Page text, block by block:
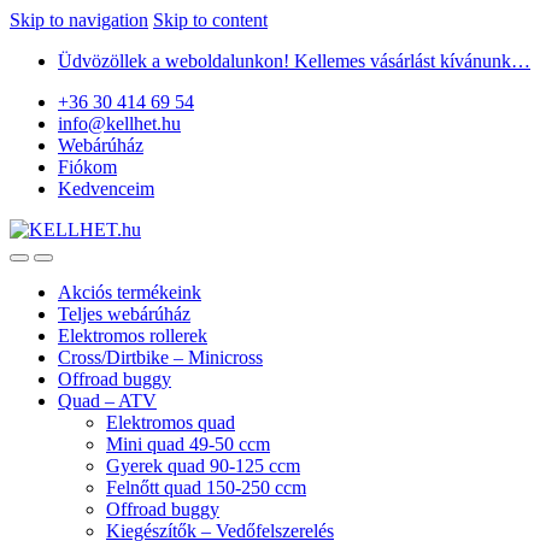
Skip to navigation Skip to content
Üdvözöllek a weboldalunkon! Kellemes vásárlást kívánunk…
+36 30 414 69 54
info@kellhet.hu
Webárúház
Fiókom
Kedvenceim
Akciós termékeink
Teljes webárúház
Elektromos rollerek
Cross/Dirtbike – Minicross
Offroad buggy
Quad – ATV
Elektromos quad
Mini quad 49-50 ccm
Gyerek quad 90-125 ccm
Felnőtt quad 150-250 ccm
Offroad buggy
Kiegészítők – Vedőfelszerelés